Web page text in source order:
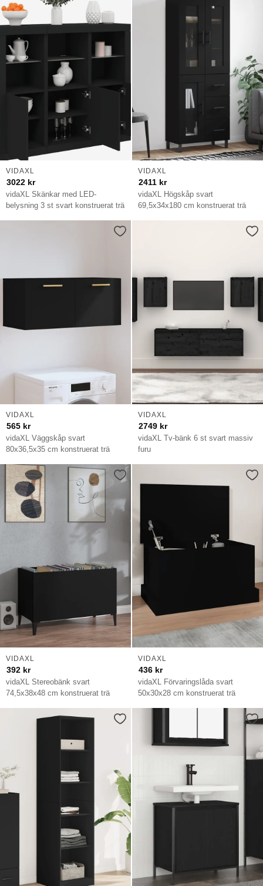
vidaXL Skänkar med LED-
belysning 3 st svart konstruerat trä
VIDAXL
3022 kr
vidaXL Högskåp svart
69,5x34x180 cm konstruerat trä
VIDAXL
2411 kr
vidaXL Väggskåp svart
80x36,5x35 cm konstruerat trä
VIDAXL
565 kr
vidaXL Tv-bänk 6 st svart massiv
furu
VIDAXL
2749 kr
vidaXL Stereobänk svart
74,5x38x48 cm konstruerat trä
VIDAXL
392 kr
vidaXL Förvaringslåda svart
50x30x28 cm konstruerat trä
VIDAXL
436 kr